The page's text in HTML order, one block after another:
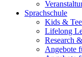
Sprachschule
Kids &
Lifelong
Research
Angebote